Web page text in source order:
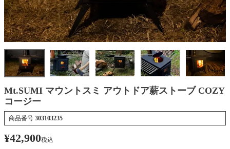
Mt.SUMI マウントスミ アウトドア薪ストーブ COZY
コージー
商品番号 303103235
¥42,900税込